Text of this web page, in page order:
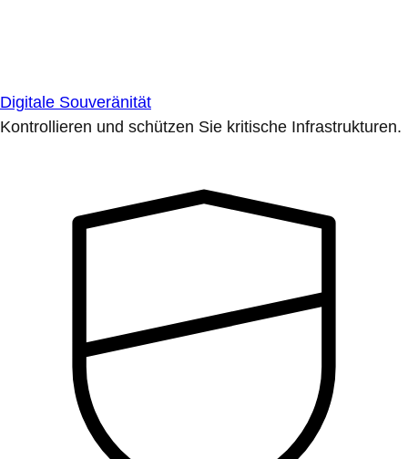
Digitale Souveränität
Kontrollieren und schützen Sie kritische Infrastrukturen.